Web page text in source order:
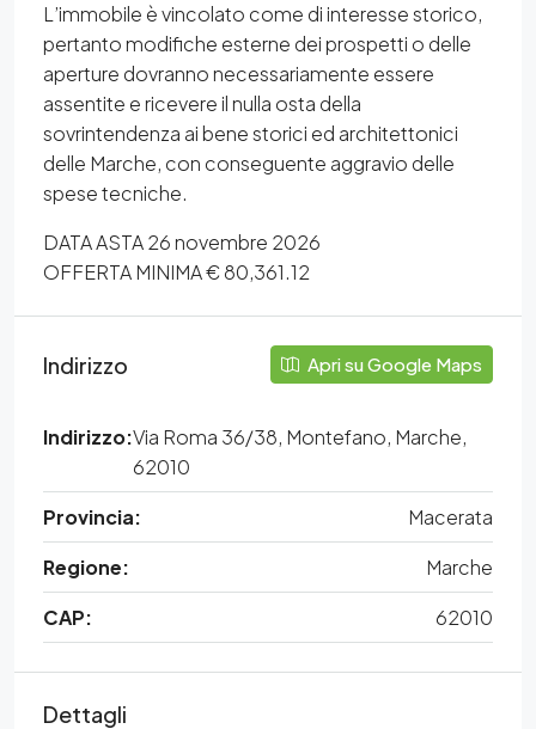
L’immobile è vincolato come di interesse storico,
pertanto modifiche esterne dei prospetti o delle
aperture dovranno necessariamente essere
assentite e ricevere il nulla osta della
sovrintendenza ai bene storici ed architettonici
delle Marche, con conseguente aggravio delle
spese tecniche.
DATA ASTA 26 novembre 2026
OFFERTA MINIMA € 80,361.12
Indirizzo Apri su Google Maps
Indirizzo:Via Roma 36/38, Montefano, Marche,
62010
Provincia:
Macerata
Regione:
Marche
CAP:
62010
Dettagli